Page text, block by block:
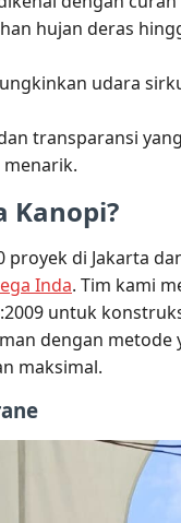
hujan deras
udara
transparansi
Kanopi?
proyek di Jakarta
Inda. Tim kami
untuk
dengan
maksimal.